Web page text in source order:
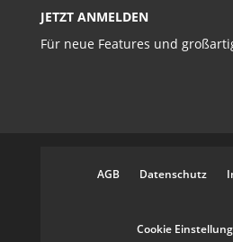
JETZT ANMELDEN
Für neue Features und
AGB Datenschutz
Cookie